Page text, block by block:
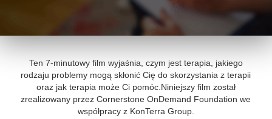
Ten 7-minutowy film wyjaśnia, czym jest terapia, jakiego
rodzaju problemy mogą skłonić Cię do skorzystania z terapii
oraz jak terapia może Ci pomóc. Niniejszy film został
zrealizowany przez Cornerstone OnDemand Foundation we
współpracy z KonTerra Group.